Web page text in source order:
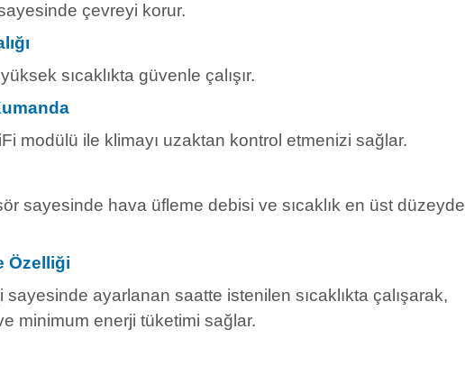
çevreyi korur.
sıcaklıkta güvenle çalışır.
modülü ile klimayı uzaktan kontrol etmenizi sağlar.
sayesinde hava üfleme debisi ve sıcaklık en üst düzeyde
Özelliği
ayarlanan saatte istenilen sıcaklıkta çalışarak,
minimum enerji tüketimi sağlar.